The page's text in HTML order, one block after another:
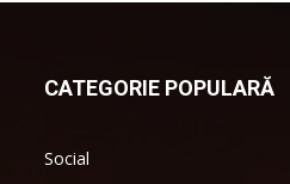
CATEGORIE POPULARĂ
Social